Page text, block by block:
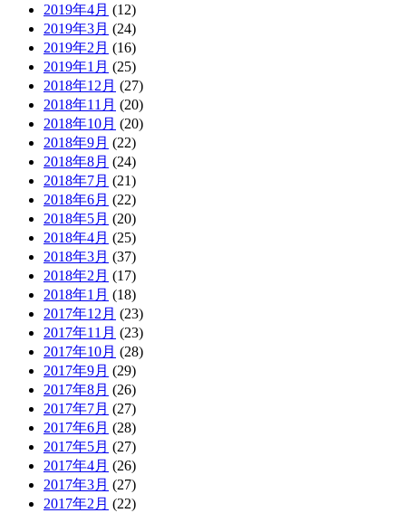
2019年4月 (12)
2019年3月 (24)
2019年2月 (16)
2019年1月 (25)
2018年12月 (27)
2018年11月 (20)
2018年10月 (20)
2018年9月 (22)
2018年8月 (24)
2018年7月 (21)
2018年6月 (22)
2018年5月 (20)
2018年4月 (25)
2018年3月 (37)
2018年2月 (17)
2018年1月 (18)
2017年12月 (23)
2017年11月 (23)
2017年10月 (28)
2017年9月 (29)
2017年8月 (26)
2017年7月 (27)
2017年6月 (28)
2017年5月 (27)
2017年4月 (26)
2017年3月 (27)
2017年2月 (22)